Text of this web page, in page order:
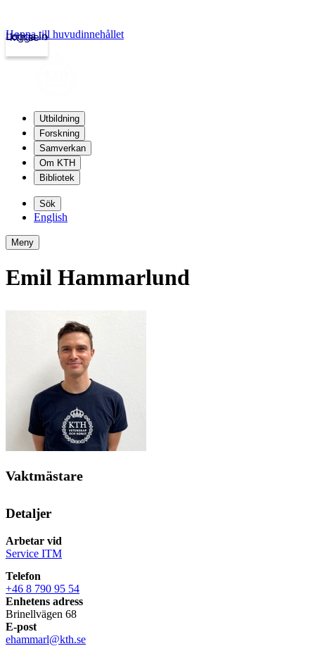
kth.se
Logga in
Hoppa till huvudinnehållet
Utbildning
Forskning
Samverkan
Om KTH
Bibliotek
Sök
English
Meny
Emil Hammarlund
Vaktmästare
Detaljer
Arbetar vid
Service ITM
Telefon
+46 8 790 95 54
Enhetens adress
Brinellvägen 68
E-post
ehammarl@kth.se